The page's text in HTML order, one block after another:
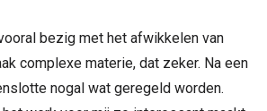
bezig met het afwikkelen van
complexe materie, dat zeker. Na een
nogal wat geregeld worden.